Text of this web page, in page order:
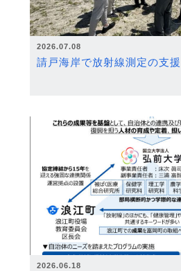
2026.07.08
請戸海岸で放射線測定の支援
2026.06.18